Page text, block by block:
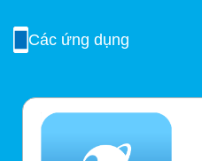
Các ứng dụng